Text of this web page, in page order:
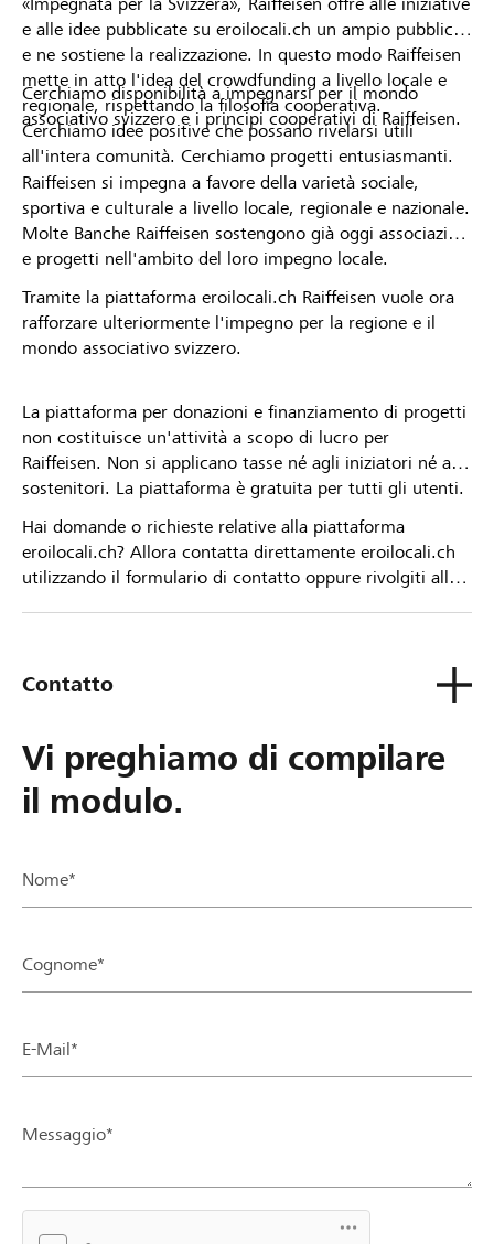
e alle idee pubblicate su eroilocali.ch un ampio pubblico
e ne sostiene la realizzazione. In questo modo Raiffeisen
mette in atto l'idea del crowdfunding a livello locale e
regionale, rispettando la filosofia cooperativa.
Cerchiamo idee positive che possano rivelarsi utili
all'intera comunità. Cerchiamo progetti entusiasmanti.
Cerchiamo disponibilità a impegnarsi per il mondo
associativo svizzero e i principi cooperativi di Raiffeisen.
Raiffeisen si impegna a favore della varietà sociale,
sportiva e culturale a livello locale, regionale e nazionale.
Molte Banche Raiffeisen sostengono già oggi associazioni
e progetti nell'ambito del loro impegno locale.
Tramite la piattaforma eroilocali.ch Raiffeisen vuole ora
rafforzare ulteriormente l'impegno per la regione e il
mondo associativo svizzero.
La piattaforma per donazioni e finanziamento di progetti
non costituisce un'attività a scopo di lucro per
Raiffeisen. Non si applicano tasse né agli iniziatori né ai
sostenitori. La piattaforma è gratuita per tutti gli utenti.
Hai domande o richieste relative alla piattaforma
eroilocali.ch? Allora contatta direttamente eroilocali.ch
utilizzando il formulario di contatto oppure rivolgiti alla
Contatto
Vi preghiamo di compilare
il modulo.
Nome*
Cognome*
E-Mail*
Messaggio*